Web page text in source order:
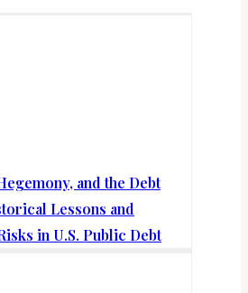
and the Debt
Lessons and
in U.S. Public Debt